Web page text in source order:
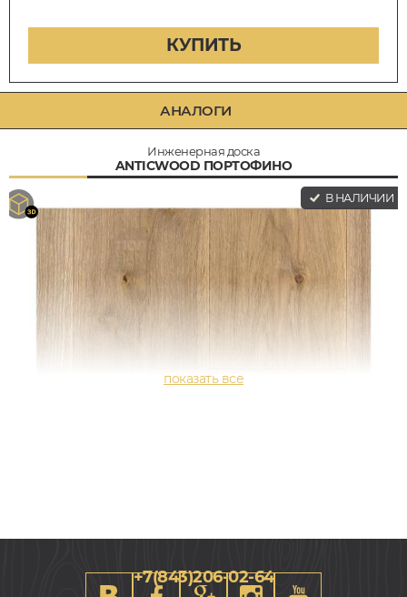
КУПИТЬ
АНАЛОГИ
Инженерная доска
ANTICWOOD ПОРТОФИНО
В НАЛИЧИИ
+7(843)206-02-64